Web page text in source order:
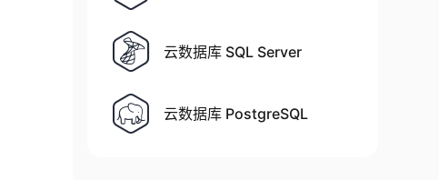
云数据库 SQL Server
云数据库 PostgreSQL